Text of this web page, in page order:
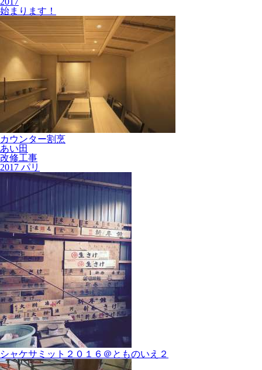
始まります！
カウンター割烹
あい田
改修工事
2017 パリ
シャケサミット２０１６＠とものいえ２